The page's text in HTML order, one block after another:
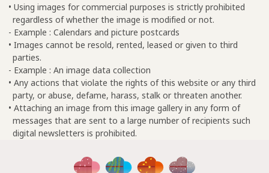
• Using images for commercial purposes is strictly prohibited
regardless of whether the image is modified or not.
- Example : Calendars and picture postcards
• Images cannot be resold, rented, leased or given to third
parties.
- Example : An image data collection
• Any actions that violate the rights of this website or any third
party, or abuse, defame, harass, stalk or threaten another.
• Attaching an image from this image gallery in any form of
messages that are sent to a large number of recipients such
digital newsletters is prohibited.